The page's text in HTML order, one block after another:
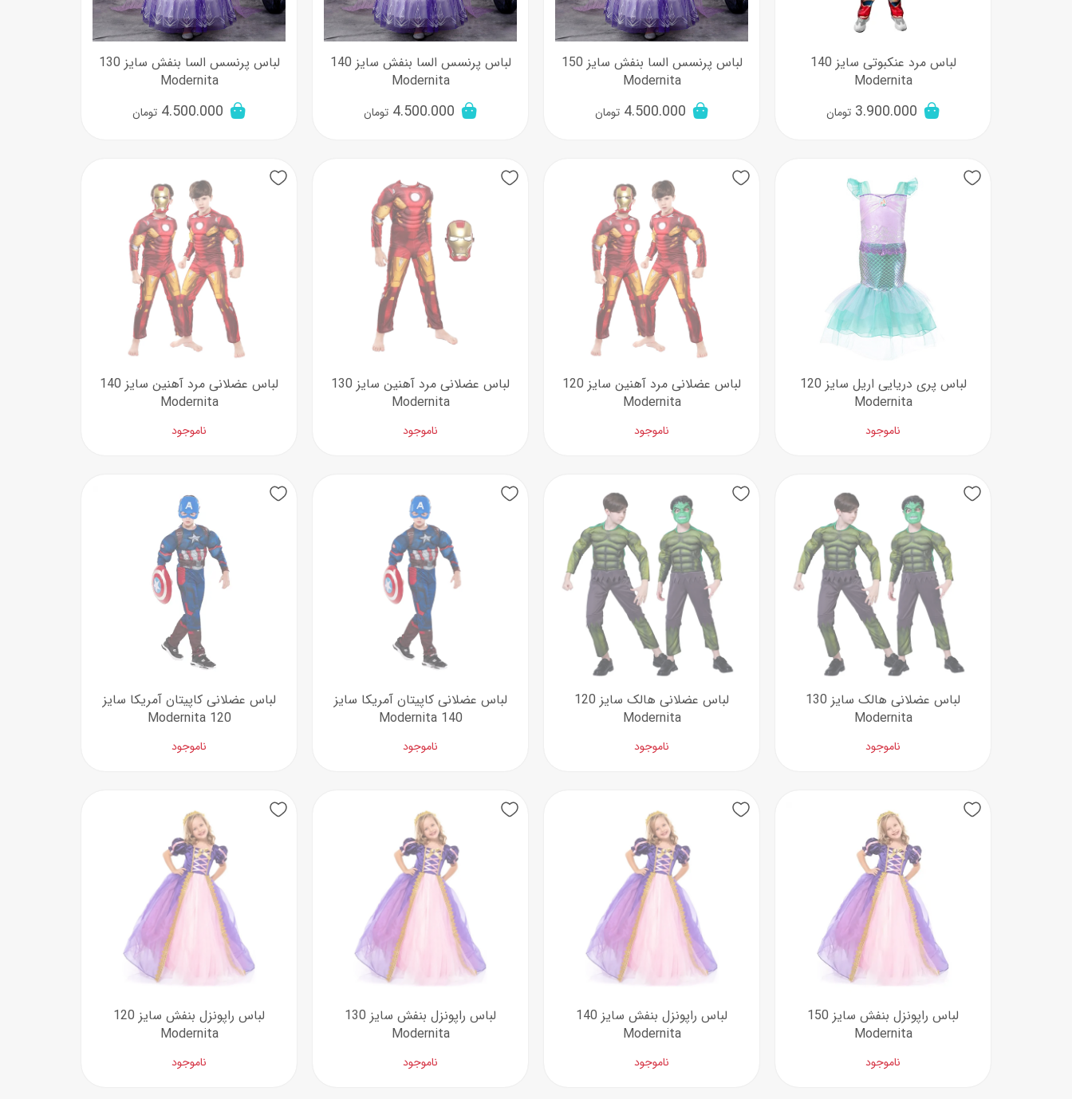
لباس مرد عنکبوتی سایز 140
Modernita
3.900.000 تومان
لباس پرنسس السا بنفش سایز 150
Modernita
4.500.000 تومان
لباس پرنسس السا بنفش سایز 140
Modernita
4.500.000 تومان
لباس پرنسس السا بنفش سایز 130
Modernita
4.500.000 تومان
لباس پری دریایی اریل سایز 120
Modernita
ناموجود
لباس عضلانی مرد آهنین سایز 120
Modernita
ناموجود
لباس عضلانی مرد آهنین سایز 130
Modernita
ناموجود
لباس عضلانی مرد آهنین سایز 140
Modernita
ناموجود
لباس عضلانی هالک سایز 130
Modernita
ناموجود
لباس عضلانی هالک سایز 120
Modernita
ناموجود
لباس عضلانی کاپیتان آمریکا سایز
140 Modernita
ناموجود
لباس عضلانی کاپیتان آمریکا سایز
120 Modernita
ناموجود
لباس راپونزل بنفش سایز 150
Modernita
ناموجود
لباس راپونزل بنفش سایز 140
Modernita
ناموجود
لباس راپونزل بنفش سایز 130
Modernita
ناموجود
لباس راپونزل بنفش سایز 120
Modernita
ناموجود